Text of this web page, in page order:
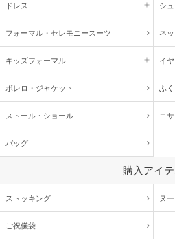
ドレス シ
フォーマル・ セレモニースーツ ネ
キッズフォーマル イ
ボレロ・ジャケット ふく
ストール・ショール コ
バッグ
購入アイ
ストッキング ヌ
ご祝儀袋